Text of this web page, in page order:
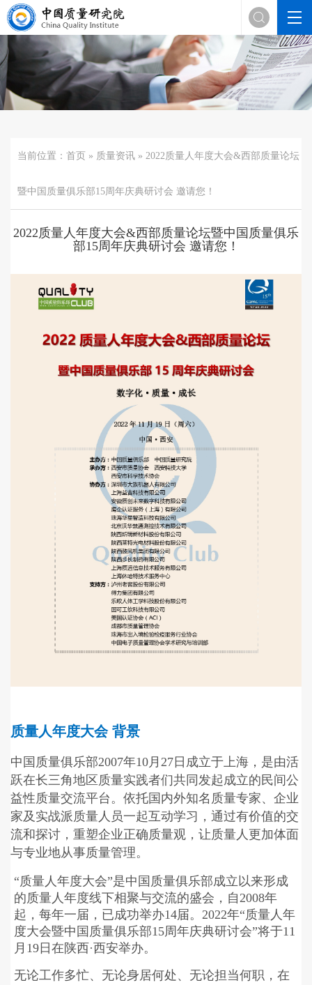

当前位置： 首页 » 质量资讯 » 2022质量人年度大会&西部质量论坛
暨中国质量俱乐部15周年庆典研讨会 邀请您！
2022质量人年度大会&西部质量论坛暨中国质量俱乐
部15周年庆典研讨会 邀请您！
质量人年度大会 背景
中国质量俱乐部2007年10月27日成立于上海，是由活
跃在长三角地区质量实践者们共同发起成立的民间公
益性质量交流平台。依托国内外知名质量专家、企业
家及实战派质量人员一起互动学习，通过有价值的交
流和探讨，重塑企业正确质量观，让质量人更加体面
与专业地从事质量管理。
“质量人年度大会”是中国质量俱乐部成立以来形成
的质量人年度线下相聚与交流的盛会，自2008年
起，每年一届，已成功举办14届。2022年“质量人年
度大会暨中国质量俱乐部15周年庆典研讨会”将于11
月19日在陕西·西安举办。
无论工作多忙、无论身居何处、无论担当何职，在